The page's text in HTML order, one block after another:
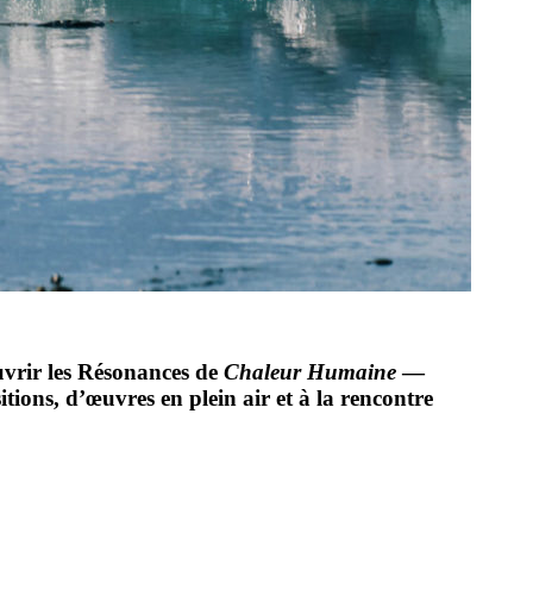
les Résonances de Chaleur Humaine—
d’œuvres en plein air et à la rencontre